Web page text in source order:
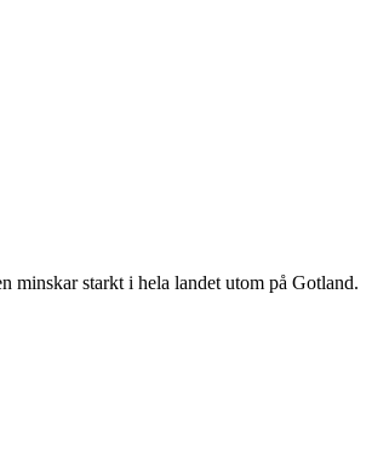
minskar starkt i hela landet utom på Gotland.